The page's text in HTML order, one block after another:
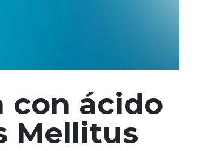
con ácido
Mellitus